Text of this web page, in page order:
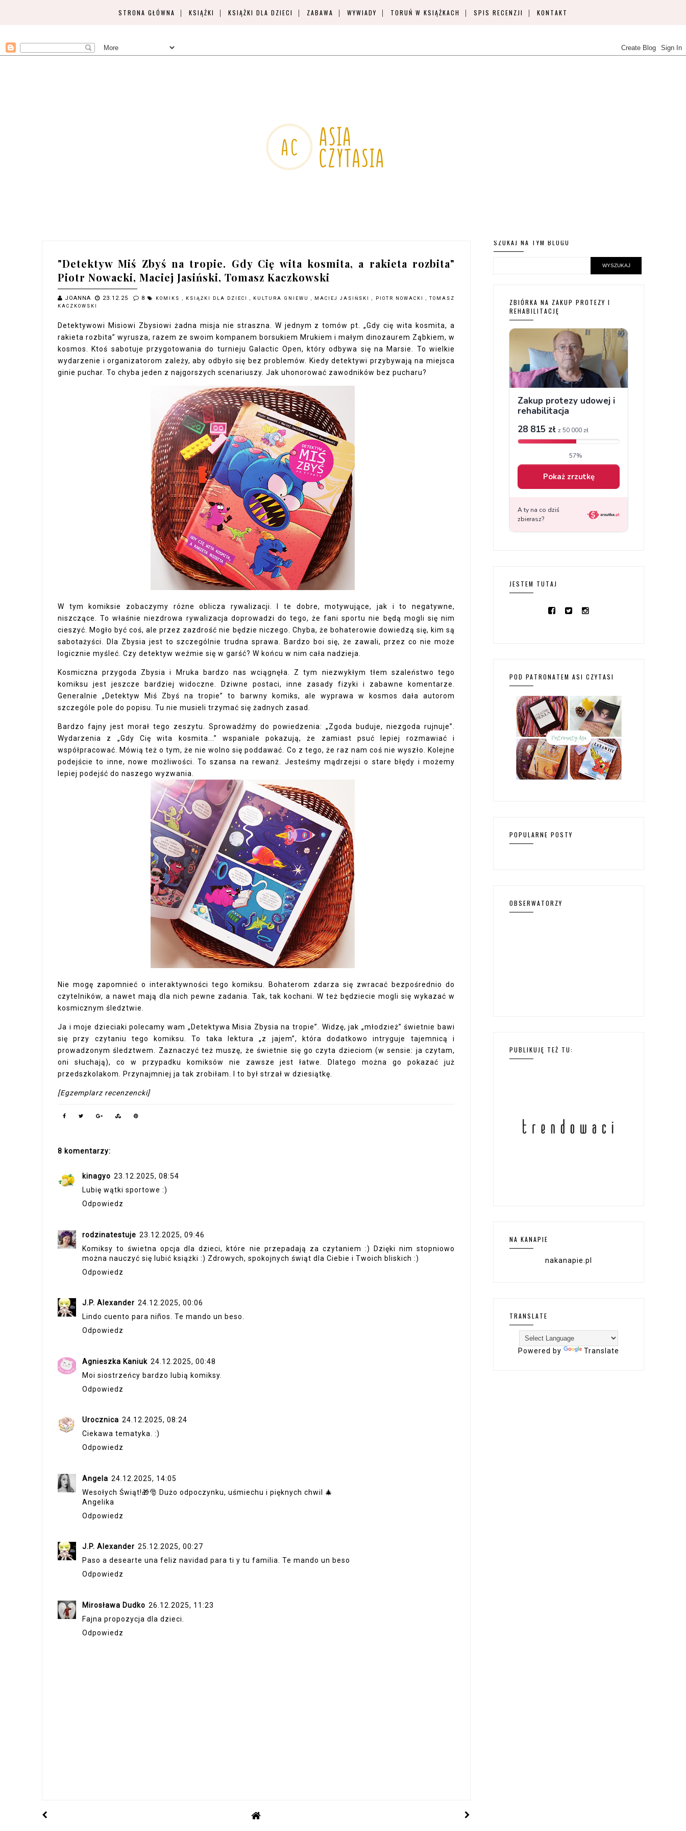
STRONA GŁÓWNA KSIĄŻKI KSIĄŻKI DLA DZIECI ZABAWA WYWIADY TORUŃ W KSIĄŻKACH SPIS RECENZJI KONTAKT
"Detektyw Miś Zbyś na tropie. Gdy Cię wita kosmita, a rakieta rozbita"
Piotr Nowacki, Maciej Jasiński, Tomasz Kaczkowski
JOANNA 23.12.25 8 KOMIKS , KSIĄŻKI DLA DZIECI, KULTURA GNIEWU , MACIEJ JASIŃSKI, PIOTR NOWACKI ,TOMASZ
KACZKOWSKI
Detektywowi Misiowi Zbysiowi żadna misja nie straszna. W jednym z tomów pt. „Gdy cię wita kosmita, a
rakieta rozbita” wyrusza, razem ze swoim kompanem borsukiem Mrukiem i małym dinozaurem Ząbkiem, w
kosmos. Ktoś sabotuje przygotowania do turnieju Galactic Open, który odbywa się na Marsie. To wielkie
wydarzenie i organizatorom zależy, aby odbyło się bez problemów. Kiedy detektywi przybywają na miejsca
ginie puchar. To chyba jeden z najgorszych scenariuszy. Jak uhonorować zawodników bez pucharu?
W tym komiksie zobaczymy różne oblicza rywalizacji. I te dobre, motywujące, jak i to negatywne,
niszczące. To właśnie niezdrowa rywalizacja doprowadzi do tego, że fani sportu nie będą mogli się nim
cieszyć. Mogło być coś, ale przez zazdrość nie będzie niczego. Chyba, że bohaterowie dowiedzą się, kim są
sabotażyści. Dla Zbysia jest to szczególnie trudna sprawa. Bardzo boi się, że zawali, przez co nie może
logicznie myśleć. Czy detektyw weźmie się w garść? W końcu w nim cała nadzieja.
Kosmiczna przygoda Zbysia i Mruka bardzo nas wciągnęła. Z tym niezwykłym tłem szaleństwo tego
komiksu jest jeszcze bardziej widoczne. Dziwne postaci, inne zasady fizyki i zabawne komentarze.
Generalnie „Detektyw Miś Zbyś na tropie” to barwny komiks, ale wyprawa w kosmos dała autorom
szczególe pole do popisu. Tu nie musieli trzymać się żadnych zasad.
Bardzo fajny jest morał tego zeszytu. Sprowadźmy do powiedzenia: „Zgoda buduje, niezgoda rujnuje”.
Wydarzenia z „Gdy Cię wita kosmita...” wspaniale pokazują, że zamiast psuć lepiej rozmawiać i
współpracować. Mówią też o tym, że nie wolno się poddawać. Co z tego, że raz nam coś nie wyszło. Kolejne
podejście to inne, nowe możliwości. To szansa na rewanż. Jesteśmy mądrzejsi o stare błędy i możemy
lepiej podejść do naszego wyzwania.
Nie mogę zapomnieć o interaktywności tego komiksu. Bohaterom zdarza się zwracać bezpośrednio do
czytelników, a nawet mają dla nich pewne zadania. Tak, tak kochani. W też będziecie mogli się wykazać w
kosmicznym śledztwie.
Ja i moje dzieciaki polecamy wam „Detektywa Misia Zbysia na tropie”. Widzę, jak „młodzież” świetnie bawi
się przy czytaniu tego komiksu. To taka lektura „z jajem”, która dodatkowo intryguje tajemnicą i
prowadzonym śledztwem. Zaznaczyć też muszę, że świetnie się go czyta dzieciom (w sensie: ja czytam,
oni słuchają), co w przypadku komiksów nie zawsze jest łatwe. Dlatego można go pokazać już
przedszkolakom. Przynajmniej ja tak zrobiłam. I to był strzał w dziesiątkę.
[Egzemplarz recenzencki]
8 komentarzy:
kinagyo 23.12.2025, 08:54
Lubię wątki sportowe :)
Odpowiedz
rodzinatestuje 23.12.2025, 09:46
Komiksy to świetna opcja dla dzieci, które nie przepadają za czytaniem :) Dzięki nim stopniowo
można nauczyć się lubić książki :) Zdrowych, spokojnych świąt dla Ciebie i Twoich bliskich :)
Odpowiedz
J.P. Alexander 24.12.2025, 00:06
Lindo cuento para niños. Te mando un beso.
Odpowiedz
Agnieszka Kaniuk 24.12.2025, 00:48
Moi siostrzeńcy bardzo lubią komiksy.
Odpowiedz
Urocznica 24.12.2025, 08:24
Ciekawa tematyka. :)
Odpowiedz
Angela 24.12.2025, 14:05
Wesołych Świąt!🎁🎅 Dużo odpoczynku, uśmiechu i pięknych chwil 🎄
Angelika
Odpowiedz
J.P. Alexander 25.12.2025, 00:27
Paso a desearte una feliz navidad para ti y tu familia. Te mando un beso
Odpowiedz
Mirosława Dudko 26.12.2025, 11:23
Fajna propozycja dla dzieci.
Odpowiedz
SZUKAJ NA TYM BLOGU
ZBIÓRKA NA ZAKUP PROTEZY I
REHABILITACJĘ
JESTEM TUTAJ
POD PATRONATEM ASI CZYTASI
POPULARNE POSTY
OBSERWATORZY
PUBLIKUJĘ TEŻ TU:
NA KANAPIE
nakanapie.pl
TRANSLATE
Powered by Translate